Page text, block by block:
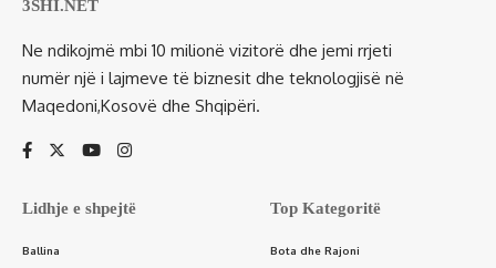
3SHI.NET
Ne ndikojmë mbi 10 milionë vizitorë dhe jemi rrjeti
numër një i lajmeve të biznesit dhe teknologjisë në
Maqedoni,Kosovë dhe Shqipëri.
Lidhje e shpejtë
Ballina
Top Kategoritë
Bota dhe Rajoni